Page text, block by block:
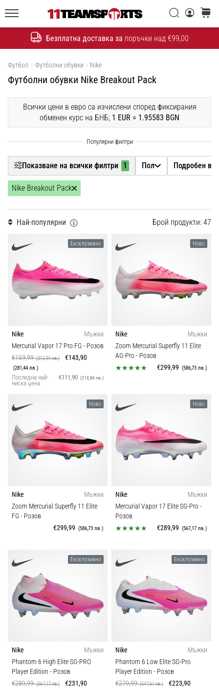
Безплатна доставка за поръчки над €99,00
Търси
Търсене
една
икона
скоростта
1. 7. 2025
•
Play
More
Victories
Подготви
се
за
женското
2025
с
екипи
обувки
от
Nike,
adidas
Бъди
от
всеки
мач,
гол
9. 6. 2025
1 мин. четене
Nike
Открий
новите
футболни
прецизност,
контрол
мощ
докосване.
Перфектни
за
играчи,
Футбол Футболни обувки Nike
Футболни обувки Nike Breakout Pack
Всички цени в евро са изчислени според фиксирания
обменен курс на БНБ; 1 EUR = 1.95583 BGN
Показване на всички филтри 1 Пол Подробен
Filtr
Пол
Подробен вид продукт
Марка
цвят
Размер на обувката
Видове бутонки
Колекция
Модел
Покажи продуктите
Nike Breakout Pack
Най-популярни Брой продукти: 47
Ексклузивно
Nike
Мъжки
Mercurial Vapor 17 Pro FG- Розов
€159,99(312,91 лв.) €143,90
(281,44 лв.)
Последна най-
ниска цена
€111,90 (218,86 лв.)
Ново
Nike
Мъжки
Zoom Mercurial Superfly 11 Elite
AG-Pro- Розов
€299,99 (586,73 лв.)
Ново
Nike
Мъжки
Zoom Mercurial Superfly 11 Elite
FG- Розов
€299,99 (586,73 лв.)
Ново
Nike
Мъжки
Mercurial Vapor 17 Elite SG-Pro-
Розов
€289,99 (567,17 лв.)
Ексклузивно
Nike
Мъжки
Phantom 6 High Elite SG-PRO
Player Edition - Розов
€289,99(567,17 лв.) €231,90
Ексклузивно
Nike
Мъжки
Phantom 6 Low Elite SG-Pro
Player Edition - Розов
€279,99(547,61 лв.) €223,90